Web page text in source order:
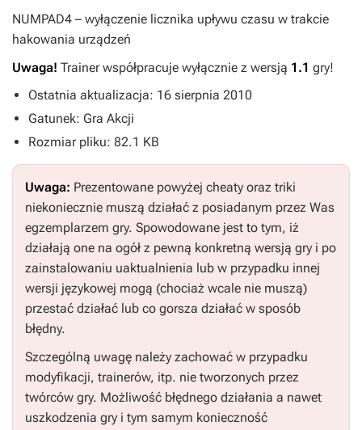
NUMPAD4 – wyłączenie licznika upływu czasu w trakcie
hakowania urządzeń
Uwaga! Trainer współpracuje wyłącznie z wersją 1.1 gry!
Ostatnia aktualizacja: 16 sierpnia 2010
Gatunek: Gra Akcji
Rozmiar pliku: 82.1 KB
Uwaga: Prezentowane powyżej cheaty oraz triki
niekoniecznie muszą działać z posiadanym przez Was
egzemplarzem gry. Spowodowane jest to tym, iż
działają one na ogół z pewną konkretną wersją gry i po
zainstalowaniu uaktualnienia lub w przypadku innej
wersji językowej mogą (chociaż wcale nie muszą)
przestać działać lub co gorsza działać w sposób
błędny.
Szczególną uwagę należy zachować w przypadku
modyfikacji, trainerów, itp. nie tworzonych przez
twórców gry. Możliwość błędnego działania a nawet
uszkodzenia gry i tym samym konieczność